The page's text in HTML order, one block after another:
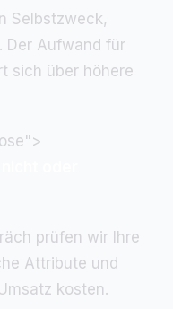
Selbstzweck,
Der Aufwand für
sich über höhere
prüfen wir Ihre
Attribute und
kosten.